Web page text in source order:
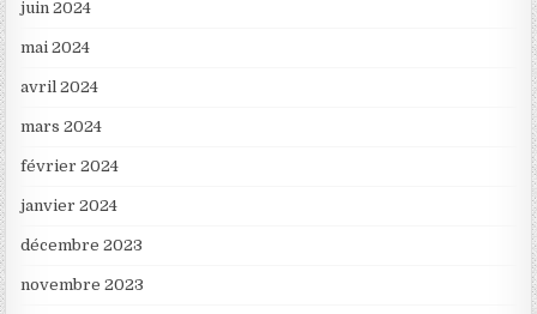
juin 2024
mai 2024
avril 2024
mars 2024
février 2024
janvier 2024
décembre 2023
novembre 2023